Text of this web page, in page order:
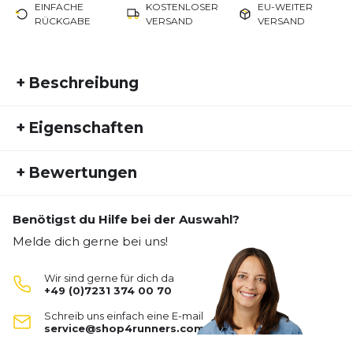
EINFACHE
RÜCKGABE
KOSTENLOSER
VERSAND
EU-WEITER
VERSAND
+ Beschreibung
Leistungs Verhältnis.
+ Eigenschaften
Fremdartikelnummer:
Aktivitätstyp:
Fitness
+ Bewertungen
hält was sie verspricht
Sehr angenehm zu tragen und hält schön warm.
Für mich perfekt geeignet für kühle Temperaturen
unter 10°C.
20.11.25
Benötigst du Hilfe bei der Auswahl?
Melde dich gerne bei uns!
Wir sind gerne für dich da
+49 (0)7231 374 00 70
Schreib uns einfach eine E-mail
service@shop4runners.com